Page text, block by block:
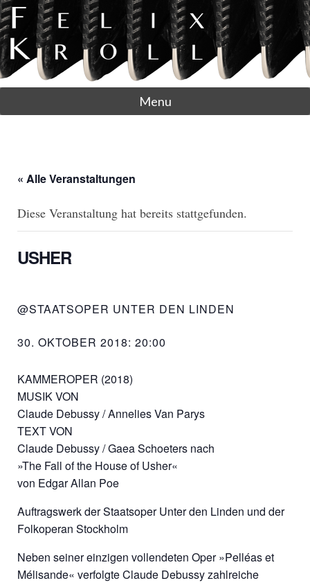
Menu
« Alle Veranstaltungen
Diese Veranstaltung hat bereits stattgefunden.
USHER
@STAATSOPER UNTER DEN LINDEN
30. OKTOBER 2018: 20:00
KAMMEROPER (2018)
MUSIK VON
Claude Debussy / Annelies Van Parys
TEXT VON
Claude Debussy / Gaea Schoeters nach
»The Fall of the House of Usher«
von Edgar Allan Poe
Auftragswerk der Staatsoper Unter den Linden und der
Folkoperan Stockholm
Neben seiner einzigen vollendeten Oper »Pelléas et
Mélisande« verfolgte Claude Debussy zahlreiche